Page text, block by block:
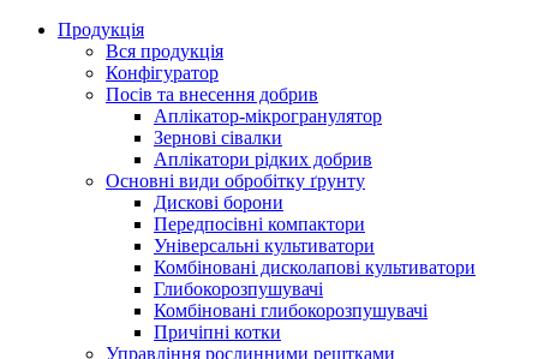
Продукція
Вся продукція
Конфігуратор
Посів та внесення добрив
Аплікатор-мікрогранулятор
Зернові сівалки
Аплікатори рідких добрив
Oсновні види обробітку ґрунту
Дискові борони
Передпосівні компактори
Універсальні культиватори
Комбіновані дисколапові культиватори
Глибокорозпушувачі
Комбіновані глибокорозпушувачі
Причіпні котки
Управління рослинними рештками